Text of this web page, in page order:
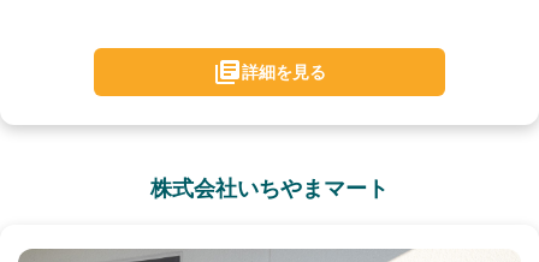
詳細を見る
株式会社いちやまマート